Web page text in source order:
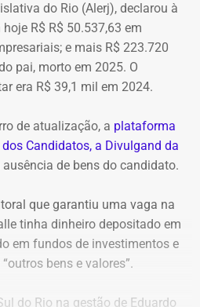
do Rio (Alerj), declarou à
R$ R$ 50.537,63 em
e mais R$ 223.720
pai, morto em 2025. O
era R$ 39,1 mil em 2024.
de atualização, a plataforma
Candidatos, a Divulgand da
ausência de bens do candidato.
que garantiu uma vaga na
tinha dinheiro depositado em
em fundos de investimentos e
bens e valores”.
do Rio na gestão de Eduardo